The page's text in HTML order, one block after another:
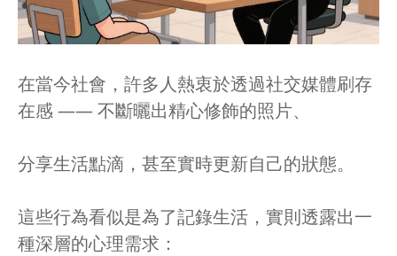
在當今社會，許多人熱衷於透過社交媒體刷存
在感 —— 不斷曬出精心修飾的照片、
分享生活點滴，甚至實時更新自己的狀態。
這些行為看似是為了記錄生活，實則透露出一
種深層的心理需求：